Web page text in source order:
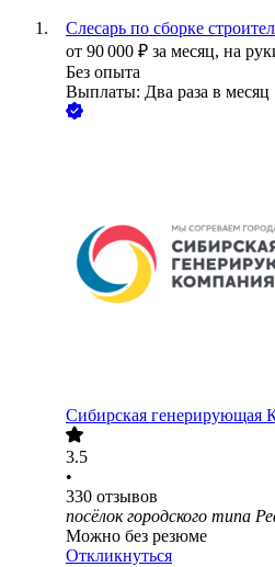
Слесарь по сборке
от 90 000 ₽ за месяц, на
Без опыта
Выплаты: Два раза в месяц
Сибирская генерирующая
3.5
•
330 отзывов
посёлок городского типа
Можно без резюме
Откликнуться